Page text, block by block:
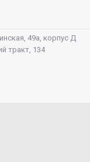
49а, корпус Д
тракт, 134